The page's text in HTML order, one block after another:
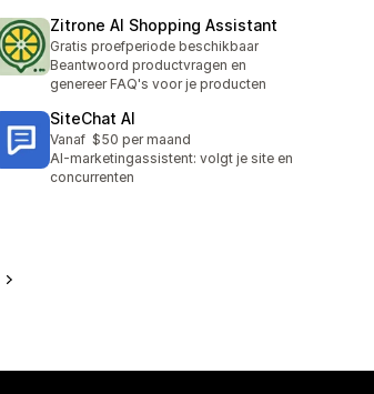
Zitrone AI Shopping Assistant
Gratis proefperiode beschikbaar
Beantwoord productvragen en
genereer FAQ's voor je producten
SiteChat AI
Vanaf $50 per maand
AI-marketingassistent: volgt je site en
concurrenten